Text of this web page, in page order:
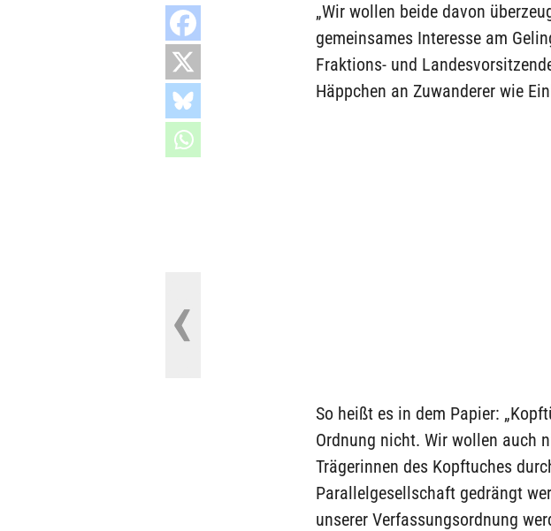
„Wir wollen beide davon
gemeinsames Interesse am
Fraktions- und
Häppchen an Zuwanderer wie
So heißt es in dem Papier:
Ordnung nicht. Wir wollen auch
Trägerinnen des Kopftuches
Parallelgesellschaft gedrängt
unserer Verfassungsordnung